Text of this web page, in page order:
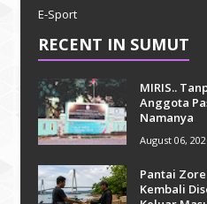
E-Sport
RECENT IN SUMUT
MIRIS..
Anggota
Namanya
August 06,
Pantai
Kembali